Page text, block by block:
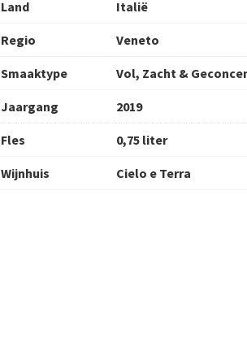
Land Italië
Regio Veneto
Smaaktype Vol, Zacht &
Jaargang 2019
Fles 0,75 liter
Wijnhuis Cielo e Terra